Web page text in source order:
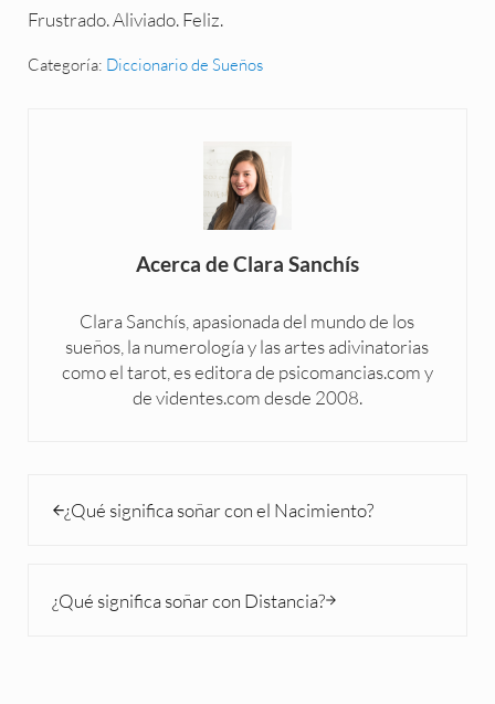
Frustrado. Aliviado. Feliz.
Categoría: Diccionario de Sueños
Acerca deClara Sanchís
Clara Sanchís, apasionada del mundo de los
sueños, la numerología y las artes adivinatorias
como el tarot, es editora de psicomancias.com y
de videntes.com desde 2008.
¿Qué significa soñar con el Nacimiento?
¿Qué significa soñar con Distancia?